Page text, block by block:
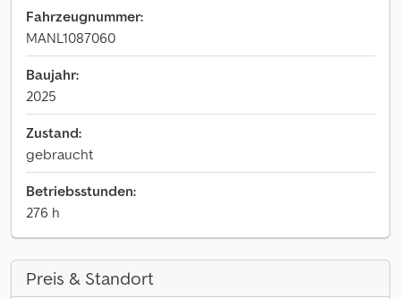
Fahrzeugnummer:
MANL1087060
Baujahr:
2025
Zustand:
gebraucht
Betriebsstunden:
276 h
Preis & Standort